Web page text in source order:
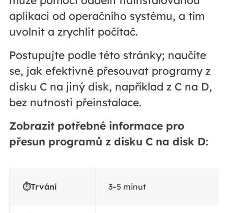
aplikaci od operačního systému, a tím
uvolnit a zrychlit počítač.
Postupujte podle této stránky; naučíte
se, jak efektivně přesouvat programy z
disku C na jiný disk, například z C na D,
bez nutnosti přeinstalace.
Zobrazit potřebné informace pro
přesun programů z disku C na disk D:
⏱️Trvání 3–5 minut